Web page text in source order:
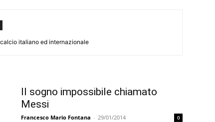
italiano ed internazionale
Il sogno impossibile chiamato
Messi
Francesco Mario Fontana - 29/01/2014 0